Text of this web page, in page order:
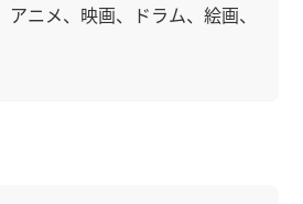
ニメ、映画、ドラム、絵画、